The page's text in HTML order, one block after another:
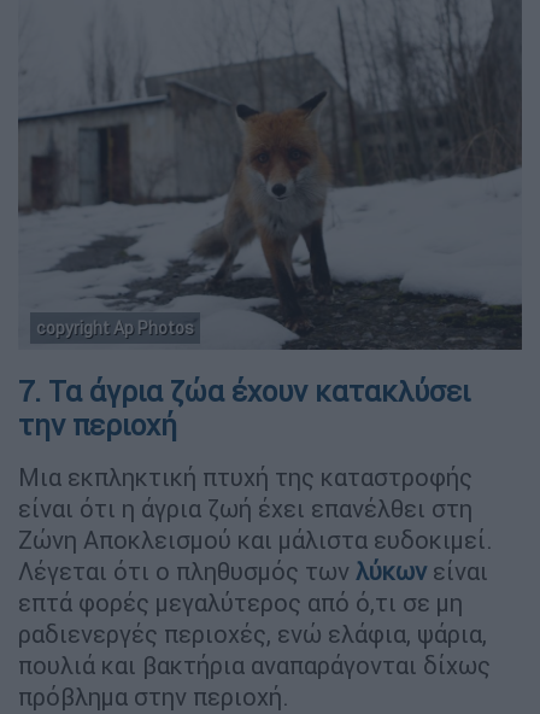
copyright Ap Photos
7. Τα άγρια ζώα έχουν κατακλύσει
την περιοχή
Μια εκπληκτική πτυχή της καταστροφής
είναι ότι η άγρια ζωή έχει επανέλθει στη
Ζώνη Αποκλεισμού και μάλιστα ευδοκιμεί.
Λέγεται ότι ο πληθυσμός των λύκων είναι
επτά φορές μεγαλύτερος από ό,τι σε μη
ραδιενεργές περιοχές, ενώ ελάφια, ψάρια,
πουλιά και βακτήρια αναπαράγονται δίχως
πρόβλημα στην περιοχή.